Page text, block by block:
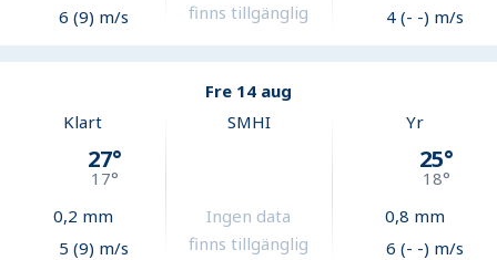
6 (9) m/s
finns tillgänglig
4 (- -) m/s
Fre 14 aug
Klart
27°
17°
0,2 mm
5 (9) m/s
SMHI
Ingen data
finns tillgänglig
Yr
25°
18°
0,8 mm
6 (- -) m/s